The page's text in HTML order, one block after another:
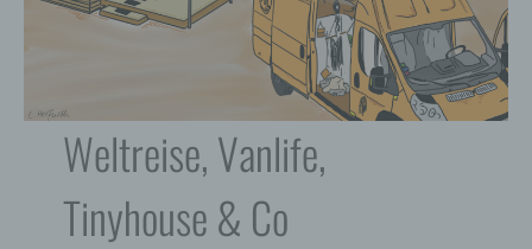
Weltreise, Vanlife,
Tinyhouse & Co